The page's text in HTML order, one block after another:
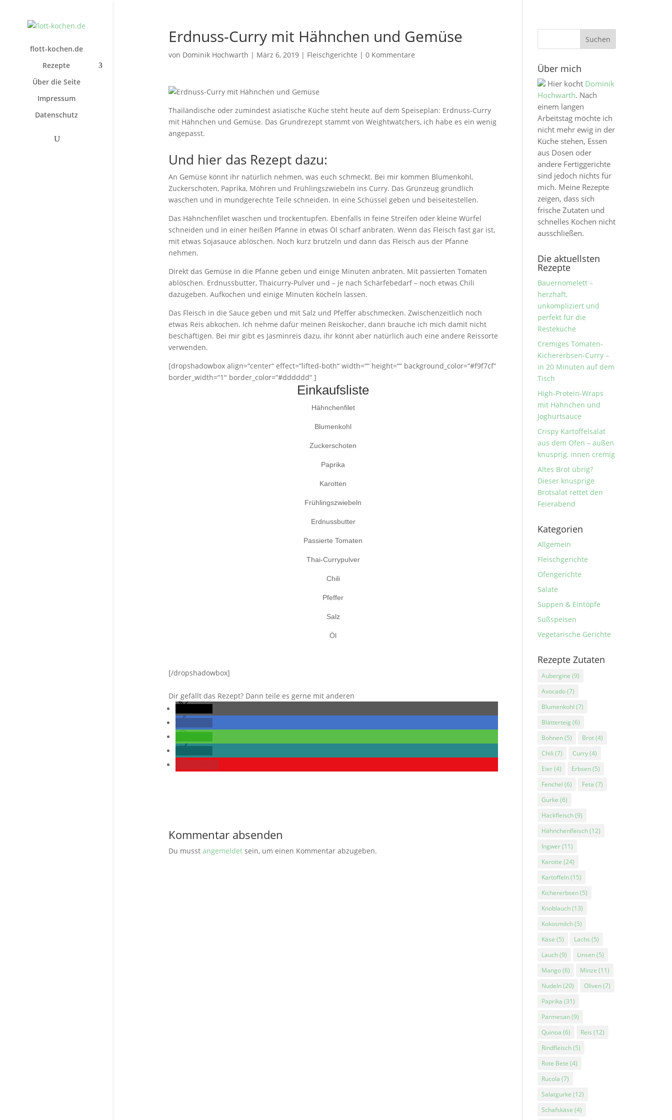
flott-kochen.de
Rezepte
Über die Seite
Impressum
Datenschutz
Erdnuss-Curry mit Hähnchen und Gemüse
von Dominik Hochwarth | März 6, 2019| Fleischgerichte | 0 Kommentare
Thailändische oder zumindest asiatische Küche steht heute auf dem Speiseplan: Erdnuss-Curry
mit Hähnchen und Gemüse. Das Grundrezept stammt von Weightwatchers, ich habe es ein wenig
angepasst.
Und hier das Rezept dazu:
An Gemüse könnt ihr natürlich nehmen, was euch schmeckt. Bei mir kommen Blumenkohl,
Zuckerschoten, Paprika, Möhren und Frühlingszwiebeln ins Curry. Das Grünzeug gründlich
waschen und in mundgerechte Teile schneiden. In eine Schüssel geben und beiseitestellen.
Das Hähnchenfilet waschen und trockentupfen. Ebenfalls in feine Streifen oder kleine Würfel
schneiden und in einer heißen Pfanne in etwas Öl scharf anbraten. Wenn das Fleisch fast gar ist,
mit etwas Sojasauce ablöschen. Noch kurz brutzeln und dann das Fleisch aus der Pfanne
nehmen.
Direkt das Gemüse in die Pfanne geben und einige Minuten anbraten. Mit passierten Tomaten
ablöschen. Erdnussbutter, Thaicurry-Pulver und – je nach Schärfebedarf – noch etwas Chili
dazugeben. Aufkochen und einige Minuten köcheln lassen.
Das Fleisch in die Sauce geben und mit Salz und Pfeffer abschmecken. Zwischenzeitlich noch
etwas Reis abkochen. Ich nehme dafür meinen Reiskocher, dann brauche ich mich damit nicht
beschäftigen. Bei mir gibt es Jasminreis dazu, ihr könnt aber natürlich auch eine andere Reissorte
verwenden.
[dropshadowbox align=“center“ effect=“lifted-both“ width=““ height=““ background_color=“#f9f7cf“
border_width=“1″ border_color=“#dddddd“ ]
Einkaufsliste
Hähnchenfilet
Blumenkohl
Zuckerschoten
Paprika
Karotten
Frühlingszwiebeln
Erdnussbutter
Passierte Tomaten
Thai-Currypulver
Chili
Pfeffer
Salz
Öl
[/dropshadowbox]
Dir gefällt das Rezept? Dann teile es gerne mit anderen
Kommentar absenden
Du musst angemeldetsein, um einen Kommentar abzugeben.
Über mich
Hier kocht Dominik
Hochwarth. Nach
einem langen
Arbeitstag möchte ich
nicht mehr ewig in der
Küche stehen, Essen
aus Dosen oder
andere Fertiggerichte
sind jedoch nichts für
mich. Meine Rezepte
zeigen, dass sich
frische Zutaten und
schnelles Kochen nicht
ausschließen.
Die aktuellsten
Rezepte
Bauernomelett –
herzhaft,
unkompliziert und
perfekt für die
Resteküche
Cremiges Tomaten-
Kichererbsen-Curry –
in 20 Minuten auf dem
Tisch
High-Protein-Wraps
mit Hähnchen und
Joghurtsauce
Crispy Kartoffelsalat
aus dem Ofen – außen
knusprig, innen cremig
Altes Brot übrig?
Dieser knusprige
Brotsalat rettet den
Feierabend
Kategorien
Allgemein
Fleischgerichte
Ofengerichte
Salate
Suppen & Eintöpfe
Süßspeisen
Vegetarische Gerichte
Rezepte Zutaten
Aubergine (9)
Avocado(7)
Blumenkohl (7)
Blätterteig (6)
Bohnen(5) Brot(4)
Chili (7) Curry(4)
Eier(4) Erbsen(5)
Fenchel (6) Feta (7)
Gurke (6)
Hackfleisch(9)
Hähnchenfleisch(12)
Ingwer(11)
Karotte (24)
Kartoffeln(15)
Kichererbsen(5)
Knoblauch(13)
Kokosmilch(5)
Käse (5) Lachs (5)
Lauch(9) Linsen(5)
Mango(6) Minze (11)
Nudeln(20) Oliven(7)
Paprika (31)
Parmesan(9)
Quinoa (6) Reis (12)
Rindfleisch(5)
Rote Bete (4)
Rucola (7)
Salatgurke (12)
Schafskäse (4)